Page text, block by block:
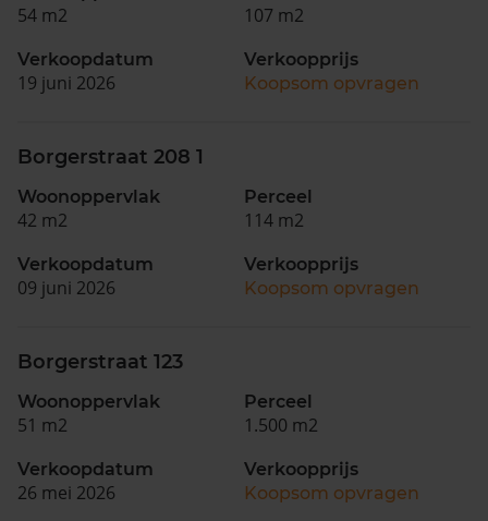
54 m2 107 m2
Verkoopdatum
19 juni 2026
Verkoopprijs
Koopsom opvragen
Borgerstraat 208 1
Woonoppervlak
42 m2
Perceel
114 m2
Verkoopdatum
09 juni 2026
Verkoopprijs
Koopsom opvragen
Borgerstraat 123
Woonoppervlak
51 m2
Perceel
1.500 m2
Verkoopdatum
26 mei 2026
Verkoopprijs
Koopsom opvragen